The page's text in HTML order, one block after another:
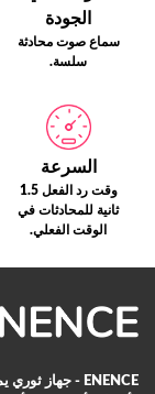
الجودة
سماع صوت محادثة
سلسة.
السرعة
وقت رد الفعل 1.5
ثانية للمحادثات في
الوقت الفعلي.